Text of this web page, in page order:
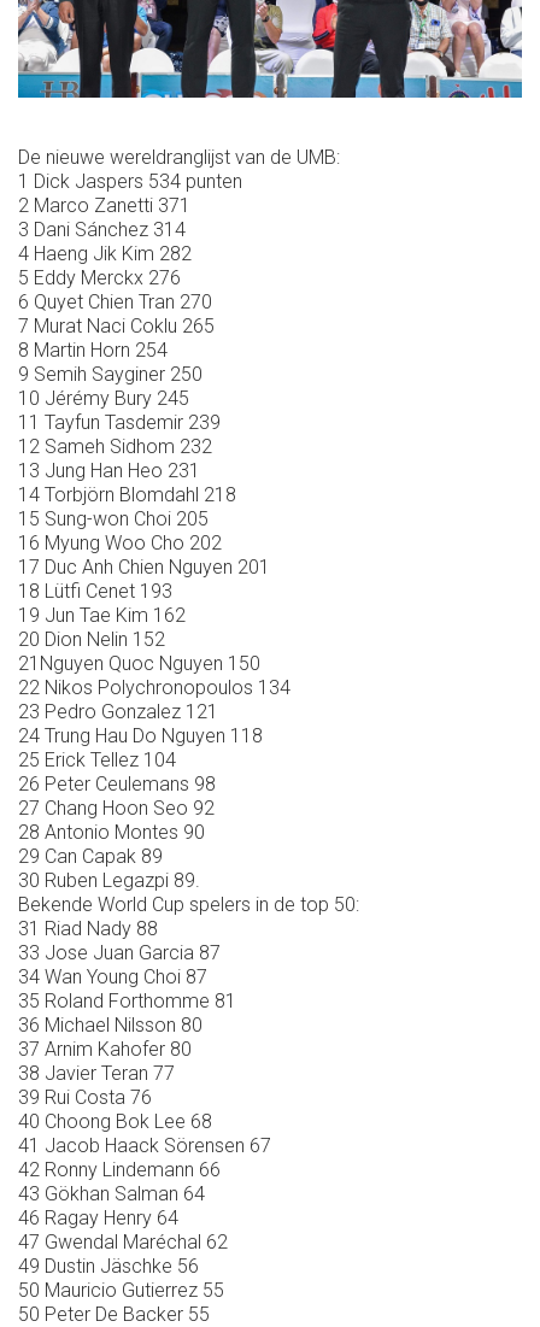
De nieuwe wereldranglijst van de UMB:
1 Dick Jaspers 534 punten
2 Marco Zanetti 371
3 Dani Sánchez 314
4 Haeng Jik Kim 282
5 Eddy Merckx 276
6 Quyet Chien Tran 270
7 Murat Naci Coklu 265
8 Martin Horn 254
9 Semih Sayginer 250
10 Jérémy Bury 245
11 Tayfun Tasdemir 239
12 Sameh Sidhom 232
13 Jung Han Heo 231
14 Torbjörn Blomdahl 218
15 Sung-won Choi 205
16 Myung Woo Cho 202
17 Duc Anh Chien Nguyen 201
18 Lütfi Cenet 193
19 Jun Tae Kim 162
20 Dion Nelin 152
21Nguyen Quoc Nguyen 150
22 Nikos Polychronopoulos 134
23 Pedro Gonzalez 121
24 Trung Hau Do Nguyen 118
25 Erick Tellez 104
26 Peter Ceulemans 98
27 Chang Hoon Seo 92
28 Antonio Montes 90
29 Can Capak 89
30 Ruben Legazpi 89.
Bekende World Cup spelers in de top 50:
31 Riad Nady 88
33 Jose Juan Garcia 87
34 Wan Young Choi 87
35 Roland Forthomme 81
36 Michael Nilsson 80
37 Arnim Kahofer 80
38 Javier Teran 77
39 Rui Costa 76
40 Choong Bok Lee 68
41 Jacob Haack Sörensen 67
42 Ronny Lindemann 66
43 Gökhan Salman 64
46 Ragay Henry 64
47 Gwendal Maréchal 62
49 Dustin Jäschke 56
50 Mauricio Gutierrez 55
50 Peter De Backer 55